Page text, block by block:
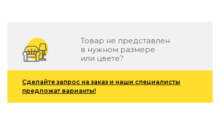
Стены
Акустические панели
Стеновые декоративные панели
для террас
Террасные и фасадные системы
Товар не представлен
в нужном размере
или цвете?
Сделайте запрос на заказ и наши специалисты
предложат варианты!